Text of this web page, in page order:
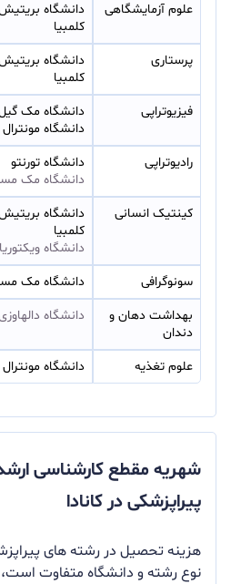
علوم آزمایشگاهی
کلمبیا
پرستاری
کلمبیا
فیزیوتراپی
دانشگاه مک
دانشگاه مونترال
رادیوتراپی
دانشگاه تورنتو
دانشگاه مک
کینتیک انسانی
کلمبیا
دانشگاه ویکتوریا
سونوگرافی دانشگاه مک
دندان
دانشگاه
علوم تغذیه دانشگاه مونترال
شهریه مقطع کارشناسی
پیراپزشکی در کانادا
هزینه تحصیل در رشته های
نوع رشته و دانشگاه متفاوت است،